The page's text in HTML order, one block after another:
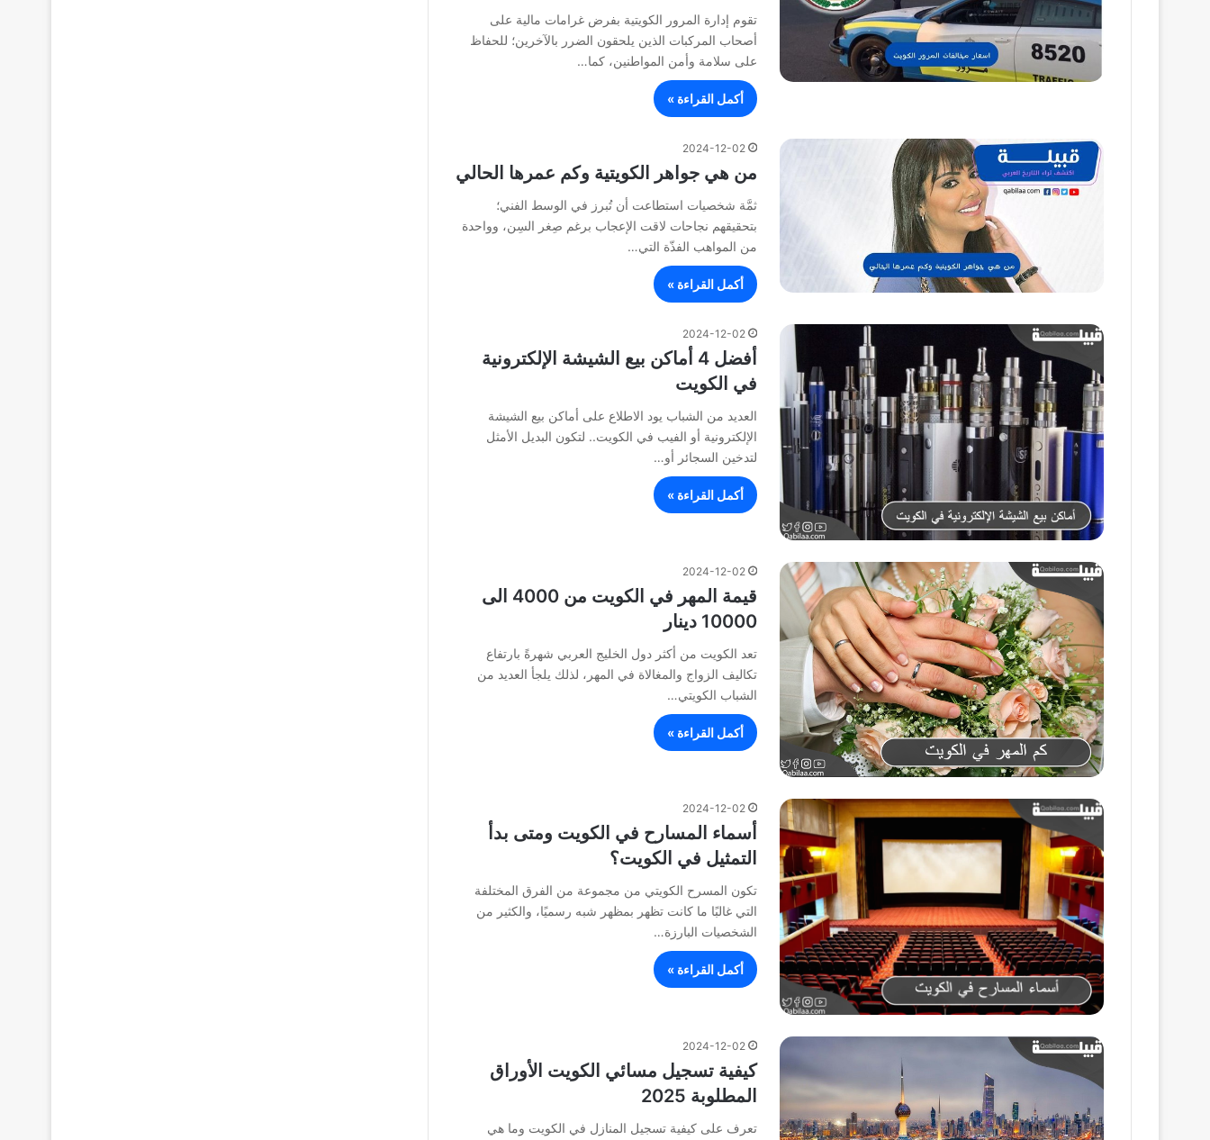
تقوم إدارة المرور الكويتية بفرض غرامات مالية على
أصحاب المركبات الذين يلحقون الضرر بالآخرين؛ للحفاظ
على سلامة وأمن المواطنين، كما…
أكمل القراءة »
2024-12-02
من هي جواهر الكويتية وكم عمرها الحالي
ثمَّة شخصيات استطاعت أن تُبرز في الوسط الفني؛
بتحقيقهم نجاحات لاقت الإعجاب برغم صِغر السِن، وواحدة
من المواهب الفذّة التي…
أكمل القراءة »
2024-12-02
أفضل 4 أماكن بيع الشيشة الإلكترونية
في الكويت
العديد من الشباب يود الاطلاع على أماكن بيع الشيشة
الإلكترونية أو الفيب في الكويت.. لتكون البديل الأمثل
لتدخين السجائر أو…
أكمل القراءة »
2024-12-02
قيمة المهر في الكويت من 4000 الى
10000 دينار
تعد الكويت من أكثر دول الخليج العربي شهرةً بارتفاع
تكاليف الزواج والمغالاة في المهر، لذلك يلجأ العديد من
الشباب الكويتي…
أكمل القراءة »
2024-12-02
أسماء المسارح في الكويت ومتى بدأ
التمثيل في الكويت؟
تكون المسرح الكويتي من مجموعة من الفرق المختلفة
التي غالبًا ما كانت تظهر بمظهر شبه رسميًا، والكثير من
الشخصيات البارزة…
أكمل القراءة »
2024-12-02
كيفية تسجيل مسائي الكويت الأوراق
المطلوبة 2025
تعرف على كيفية تسجيل المنازل في الكويت وما هي